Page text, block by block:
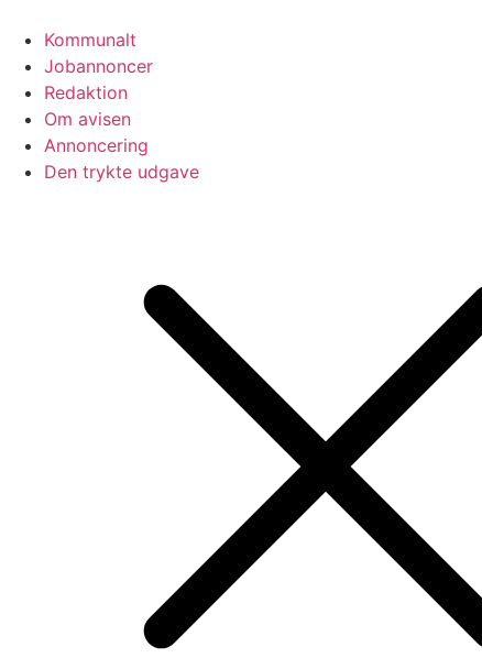
indhold
Kommunalt
Jobannoncer
Redaktion
Om avisen
Annoncering
Den trykte udgave